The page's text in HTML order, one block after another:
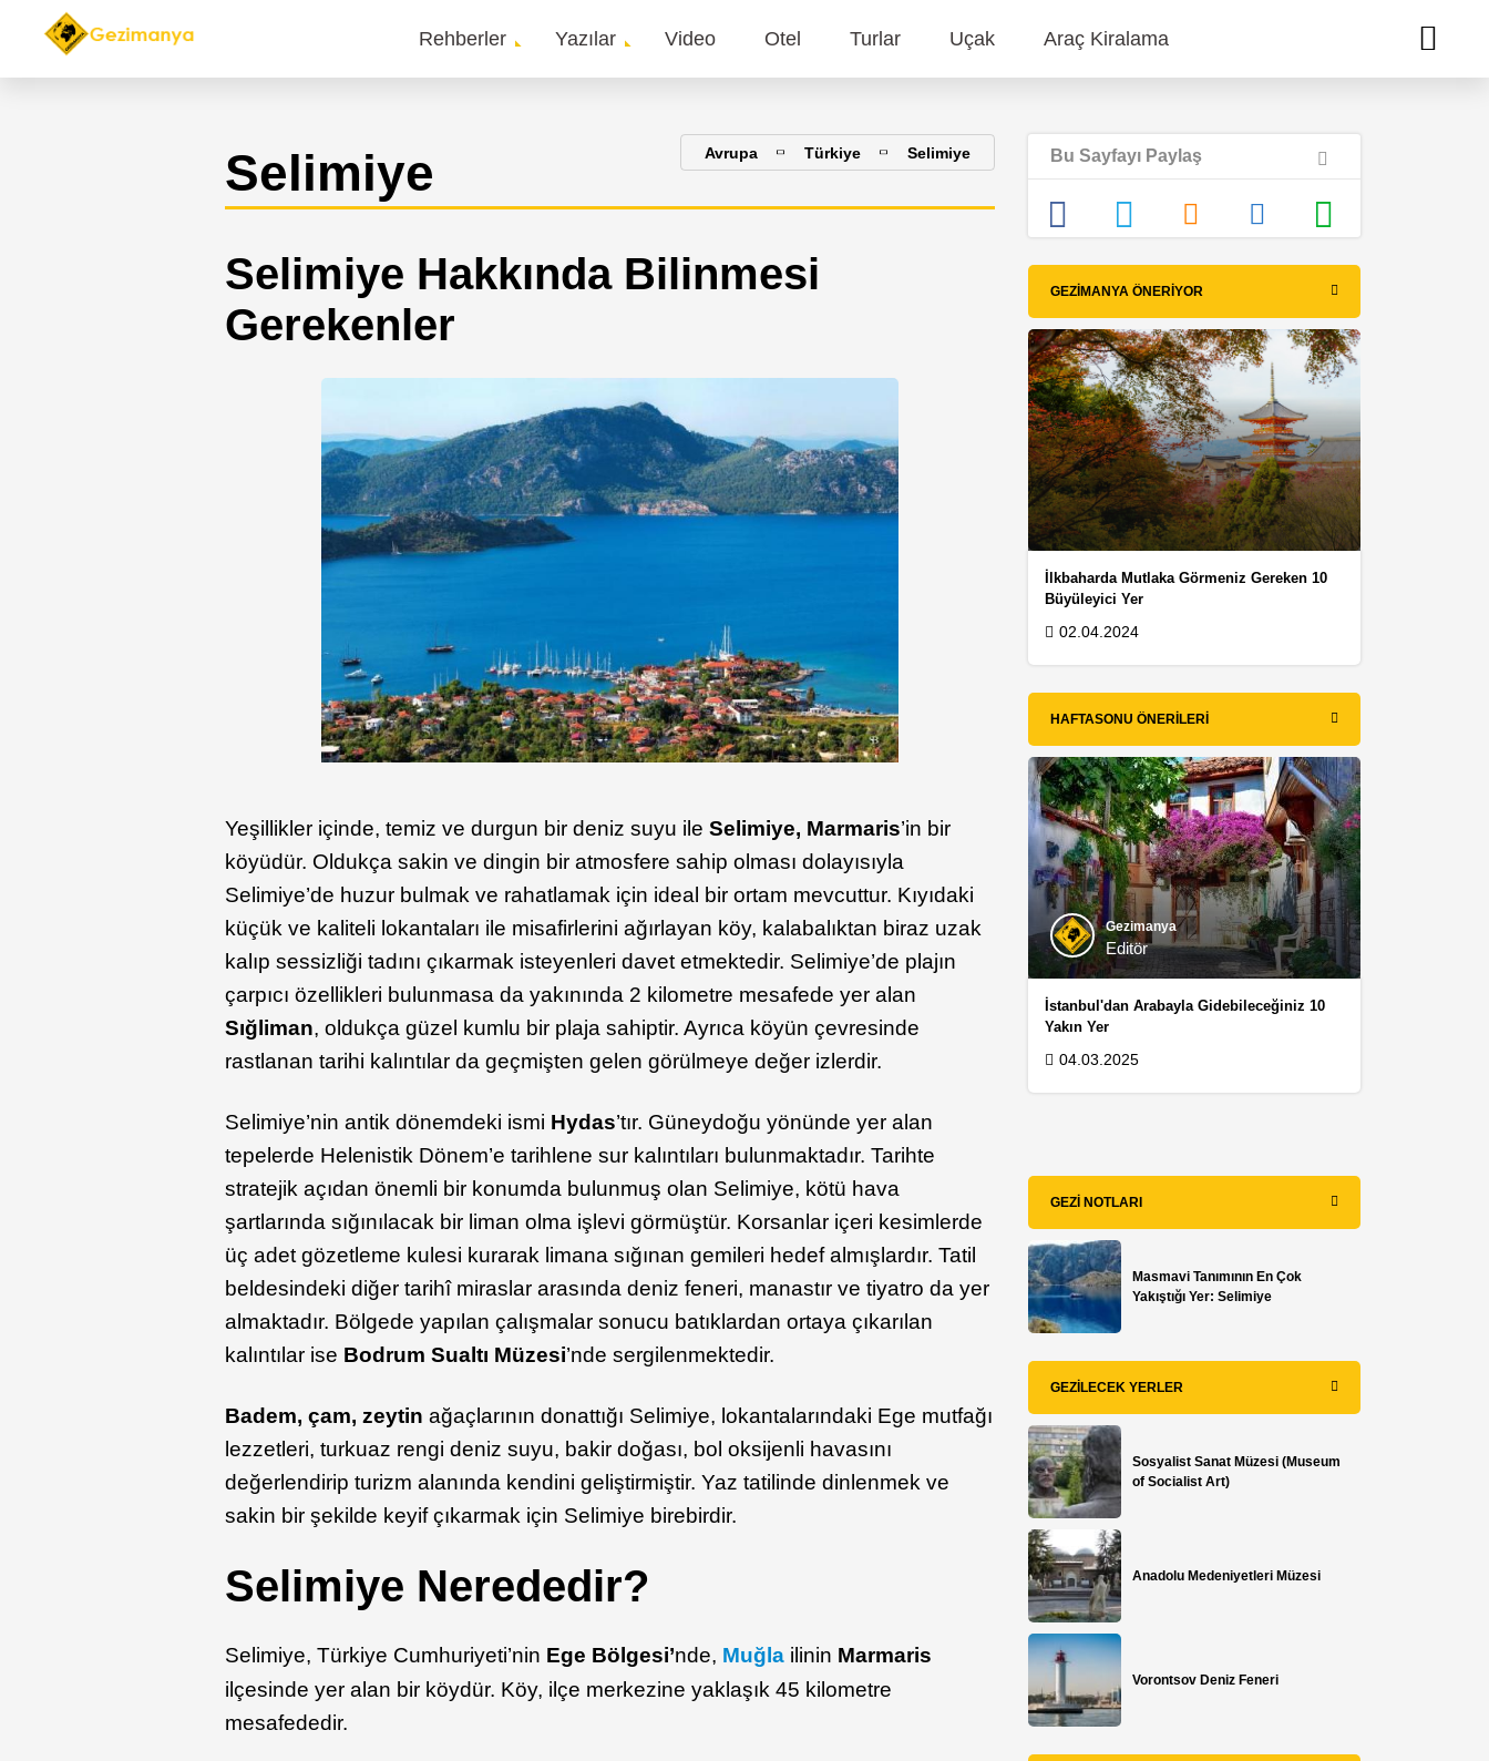
Main
Rehberler Yazılar Video Otel Turlar Uçak Araç Kiralama
Selimiye Avrupa Türkiye Selimiye
Selimiye Hakkında Bilinmesi
Gerekenler
Yeşillikler içinde, temiz ve durgun bir deniz suyu ileSelimiye, Marmaris’in bir
köyüdür. Oldukça sakin ve dingin bir atmosfere sahip olması dolayısıyla
Selimiye’de huzur bulmak ve rahatlamak için ideal bir ortam mevcuttur. Kıyıdaki
küçük ve kaliteli lokantaları ile misafirlerini ağırlayan köy, kalabalıktan biraz uzak
kalıp sessizliği tadını çıkarmak isteyenleri davet etmektedir. Selimiye’de plajın
çarpıcı özellikleri bulunmasa da yakınında 2 kilometre mesafede yer alan
Sığliman, oldukça güzel kumlu bir plaja sahiptir. Ayrıca köyün çevresinde
rastlanan tarihi kalıntılar da geçmişten gelen görülmeye değer izlerdir.
Selimiye’nin antik dönemdeki ismi Hydas’tır. Güneydoğu yönünde yer alan
tepelerde Helenistik Dönem’e tarihlene sur kalıntıları bulunmaktadır. Tarihte
stratejik açıdan önemli bir konumda bulunmuş olan Selimiye, kötü hava
şartlarında sığınılacak bir liman olma işlevi görmüştür. Korsanlar içeri kesimlerde
üç adet gözetleme kulesi kurarak limana sığınan gemileri hedef almışlardır. Tatil
beldesindeki diğer tarihî miraslar arasında deniz feneri, manastır ve tiyatro da yer
almaktadır. Bölgede yapılan çalışmalar sonucu batıklardan ortaya çıkarılan
kalıntılar ise Bodrum Sualtı Müzesi’nde sergilenmektedir.
Badem, çam, zeytin ağaçlarının donattığı Selimiye, lokantalarındaki Ege mutfağı
lezzetleri, turkuaz rengi deniz suyu, bakir doğası, bol oksijenli havasını
değerlendirip turizm alanında kendini geliştirmiştir. Yaz tatilinde dinlenmek ve
sakin bir şekilde keyif çıkarmak için Selimiye birebirdir.
Selimiye Nerededir?
Selimiye, Türkiye Cumhuriyeti’nin Ege Bölgesi’nde, Muğla ilinin Marmaris
ilçesinde yer alan bir köydür. Köy, ilçe merkezine yaklaşık 45 kilometre
mesafededir.
Bu Sayfayı Paylaş
GEZIMANYA ÖNERIYOR
İlkbaharda Mutlaka Görmeniz Gereken 10
Büyüleyici Yer
02.04.2024
HAFTASONU ÖNERILERI
Gezimanya
Editör
İstanbul'dan Arabayla Gidebileceğiniz 10
Yakın Yer
04.03.2025
GEZI NOTLARI
Masmavi Tanımının En Çok
Yakıştığı Yer: Selimiye
GEZILECEK YERLER
Sosyalist Sanat Müzesi (Museum
of Socialist Art)
Anadolu Medeniyetleri Müzesi
Vorontsov Deniz Feneri